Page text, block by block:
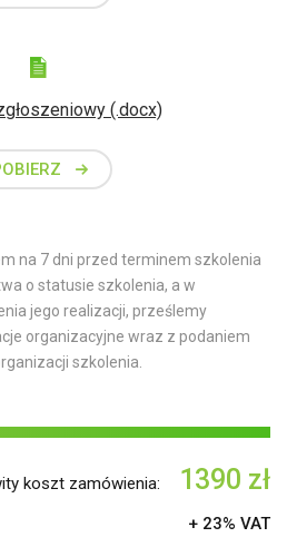
(.docx)
na 7 dni przed terminem szkolenia
o statusie szkolenia, a w
jego realizacji, prześlemy
organizacyjne wraz z podaniem
szkolenia.
koszt zamówienia: 1390 zł
+ 23% VAT